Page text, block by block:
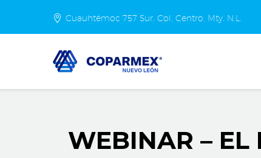
Cuauhtémoc 757 Sur. Col. Centro, Mty. N.L.
WEBINAR – EL